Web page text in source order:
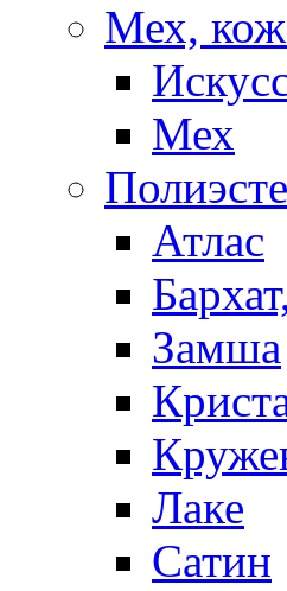
Мех,
Мех
Атлас
Замша
Лаке
Сатин